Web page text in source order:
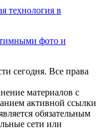
технология в
фото и
сегодня. Все права
материалов с
активной ссылки
обязательным
сети или